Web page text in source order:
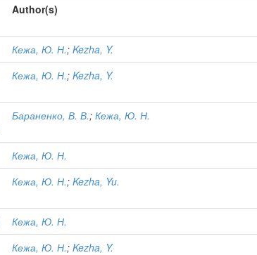
Author(s)
Кежа, Ю. Н.; Kezha, Y.
Кежа, Ю. Н.; Kezha, Y.
Бараненко, В. В.; Кежа, Ю. Н.
Кежа, Ю. Н.
Кежа, Ю. Н.; Kezha, Yu.
Кежа, Ю. Н.
Кежа, Ю. Н.; Kezha, Y.